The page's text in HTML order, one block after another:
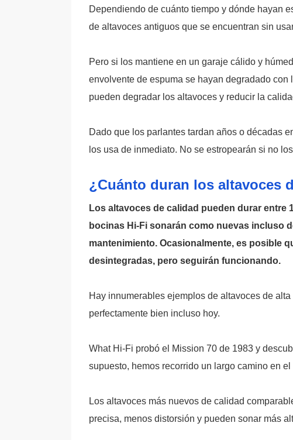
Dependiendo de cuánto tiempo y dónde hayan
de altavoces antiguos que se encuentran sin
Pero si los mantiene en un garaje cálido y
envolvente de espuma se hayan degradado
pueden degradar los altavoces y reducir la
Dado que los parlantes tardan años o décadas
los usa de inmediato. No se estropearán si no
¿Cuánto duran los altavoces
Los altavoces de calidad pueden durar entre
bocinas Hi-Fi sonarán como nuevas incluso
mantenimiento. Ocasionalmente, es posible
desintegradas, pero seguirán funcionando.
Hay innumerables ejemplos de altavoces de
perfectamente bien incluso hoy.
What Hi-Fi probó el Mission 70 de 1983 y
supuesto, hemos recorrido un largo camino en
Los altavoces más nuevos de calidad
precisa, menos distorsión y pueden sonar más